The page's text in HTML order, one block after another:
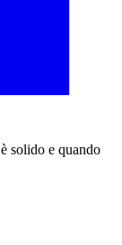
solido e quando